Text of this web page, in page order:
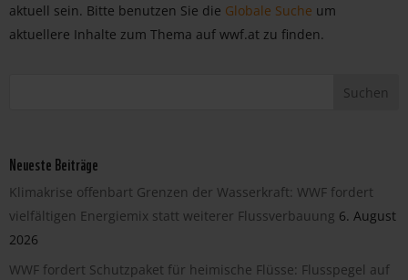
aktuell sein. Bitte benutzen Sie die Globale Suche um
aktuellere Inhalte zum Thema auf wwf.at zu finden.
Neueste Beiträge
Klimakrise offenbart Grenzen der Wasserkraft: WWF fordert
vielfältigen Energiemix statt weiterer Flussverbauung 6. August
2026
WWF fordert Schutzpaket für heimische Flüsse: Flusspegel auf